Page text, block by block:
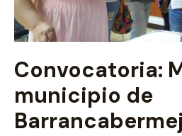
Convocatoria:
municipio de